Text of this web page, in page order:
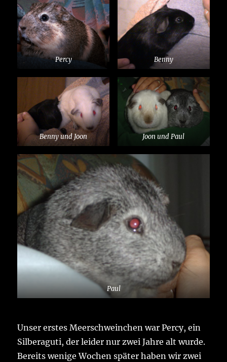
Percy Benny
Benny und Joon Joon und Paul
Paul
Unser erstes Meerschweinchen war Percy, ein
Silberaguti, der leider nur zwei Jahre alt wurde.
Bereits wenige Wochen später haben wir zwei